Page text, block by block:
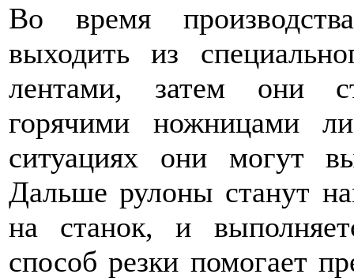
Во время
выходить из
лентами, затем они
горячими ножницами
ситуациях они могут
Дальше рулоны станут
на станок, и
способ резки помогает